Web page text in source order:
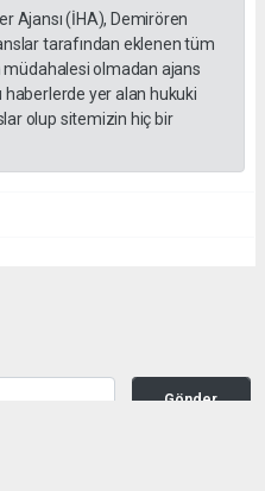
Ajansı (İHA), Demirören
tarafından eklenen tüm
olmadan ajans
haberlerde yer alan hukuki
olup sitemizin hiç bir
Gönder